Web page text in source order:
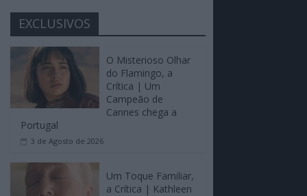
EXCLUSIVOS
O Misterioso Olhar
do Flamingo, a
Crítica | Um
Campeão de
Cannes chega a
Portugal
3 de Agosto de 2026
Um Toque Familiar,
a Crítica | Kathleen